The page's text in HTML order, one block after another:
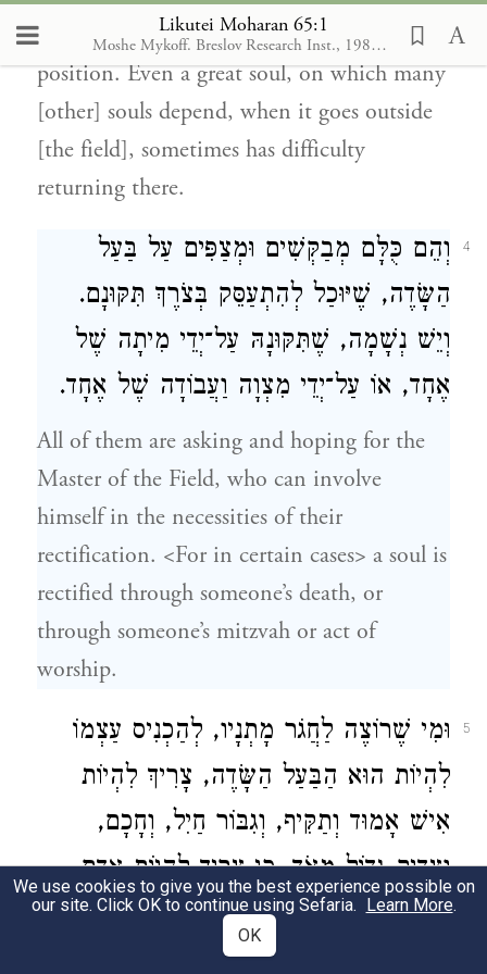
Likutei Moharan 65:1
Moshe Mykoff. Breslov Research Inst., 1986-2012
they might re-enter and resume their
position. Even a great soul, on which many
[other] souls depend, when it goes outside
[the field], sometimes has difficulty
returning there.
4
וְהֵם כֻּלָּם מְבַקְּשִׁים וּמְצַפִּים עַל בַּעַל
הַשָּׂדֶה, שֶׁיּוּכַל לְהִתְעַסֵּק בְּצֹרֶךְ תִּקּוּנָם.
וְיֵשׁ נְשָׁמָה, שֶׁתִּקּוּנָהּ עַל־יְדֵי מִיתָה שֶׁל
אֶחָד, אוֹ עַל־יְדֵי מִצְוָה וַעֲבוֹדָה שֶׁל אֶחָד.
All of them are asking and hoping for the
Master of the Field, who can involve
himself in the necessities of their
rectification. <For in certain cases> a soul is
rectified through someone’s death, or
through someone’s mitzvah or act of
worship.
5
וּמִי שֶׁרוֹצֶה לַחֲגֹר מָתְנָיו, לְהַכְנִיס עַצְמוֹ
לִהְיוֹת הוּא הַבַּעַל הַשָּׂדֶה, צָרִיךְ לִהְיוֹת
אִישׁ אָמוּד וְתַקִּיף, וְגִבּוֹר חַיִל, וְחָכָם,
וְצַדִּיק גָּדוֹל מְאֹד. כִּי צָרִיךְ לִהְיוֹת אָדָם
גָּדוֹל וּמֻפְלָג בְּמַעֲלָה מְאֹד. וְיֵשׁ אֶחָד,
שֶׁאֵינוֹ יָכוֹל לִגְמֹר הָעִנְיָן כִּי אִם עִם מִיתָתוֹ.
We use cookies to give you the best experience possible on
our site. Click OK to continue using Sefaria. Learn More.
OK